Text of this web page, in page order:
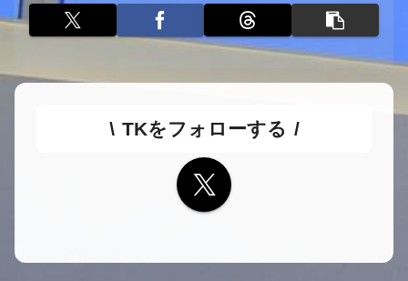
TKをフォローする